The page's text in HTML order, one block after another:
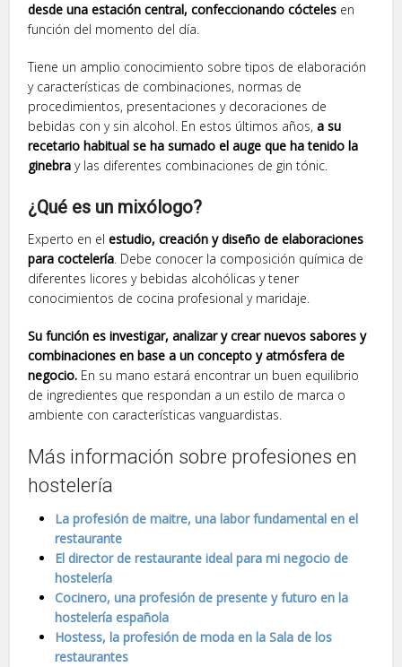
desde una estación central, confeccionando cócteles en
función del momento del día.
Tiene un amplio conocimiento sobre tipos de elaboración
y características de combinaciones, normas de
procedimientos, presentaciones y decoraciones de
bebidas con y sin alcohol. En estos últimos años, a su
recetario habitual se ha sumado el auge que ha tenido la
ginebra y las diferentes combinaciones de gin tónic.
¿Qué es un mixólogo?
Experto en el estudio, creación y diseño de elaboraciones
para coctelería. Debe conocer la composición química de
diferentes licores y bebidas alcohólicas y tener
conocimientos de cocina profesional y maridaje.
Su función es investigar, analizar y crear nuevos sabores y
combinaciones en base a un concepto y atmósfera de
negocio. En su mano estará encontrar un buen equilibrio
de ingredientes que respondan a un estilo de marca o
ambiente con características vanguardistas.
Más información sobre profesiones en
hostelería
La profesión de maitre, una labor fundamental en el
restaurante
El director de restaurante ideal para mi negocio de
hostelería
Cocinero, una profesión de presente y futuro en la
hostelería española
Hostess, la profesión de moda en la Sala de los
restaurantes